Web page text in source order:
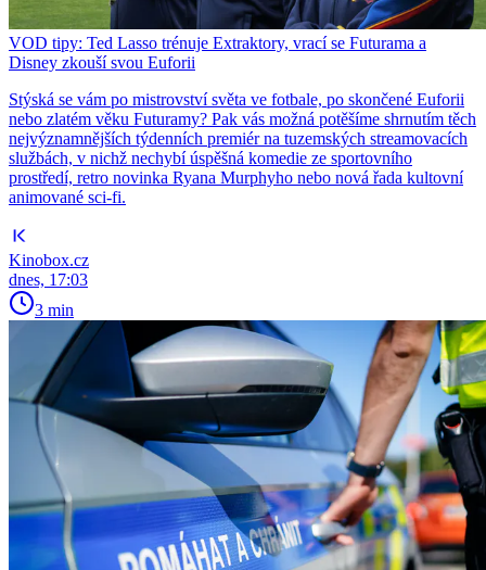
VOD tipy: Ted Lasso trénuje Extraktory, vrací se Futurama a
Disney zkouší svou Euforii
Stýská se vám po mistrovství světa ve fotbale, po skončené Euforii
nebo zlatém věku Futuramy? Pak vás možná potěšíme shrnutím těch
nejvýznamnějších týdenních premiér na tuzemských streamovacích
službách, v nichž nechybí úspěšná komedie ze sportovního
prostředí, retro novinka Ryana Murphyho nebo nová řada kultovní
animované sci-fi.
Kinobox.cz
dnes, 17:03
3 min